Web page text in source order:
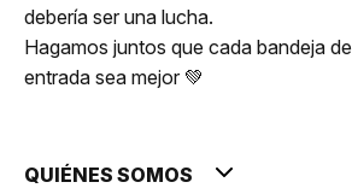
debería ser una lucha.
Hagamos juntos que cada bandeja de
entrada sea mejor 💚
QUIÉNES SOMOS